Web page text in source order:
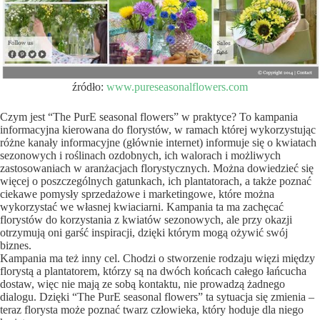
źródło: www.pureseasonalflowers.com
Czym jest “The PurE seasonal flowers” w praktyce? To kampania
informacyjna kierowana do florystów, w ramach której wykorzystując
różne kanały informacyjne (głównie internet) informuje się o kwiatach
sezonowych i roślinach ozdobnych, ich walorach i możliwych
zastosowaniach w aranżacjach florystycznych. Można dowiedzieć się
więcej o poszczególnych gatunkach, ich plantatorach, a także poznać
ciekawe pomysły sprzedażowe i marketingowe, które można
wykorzystać we własnej kwiaciarni. Kampania ta ma zachęcać
florystów do korzystania z kwiatów sezonowych, ale przy okazji
otrzymują oni garść inspiracji, dzięki którym mogą ożywić swój
biznes.
Kampania ma też inny cel. Chodzi o stworzenie rodzaju więzi między
florystą a plantatorem, którzy są na dwóch końcach całego łańcucha
dostaw, więc nie mają ze sobą kontaktu, nie prowadzą żadnego
dialogu. Dzięki “The PurE seasonal flowers” ta sytuacja się zmienia –
teraz florysta może poznać twarz człowieka, który hoduje dla niego